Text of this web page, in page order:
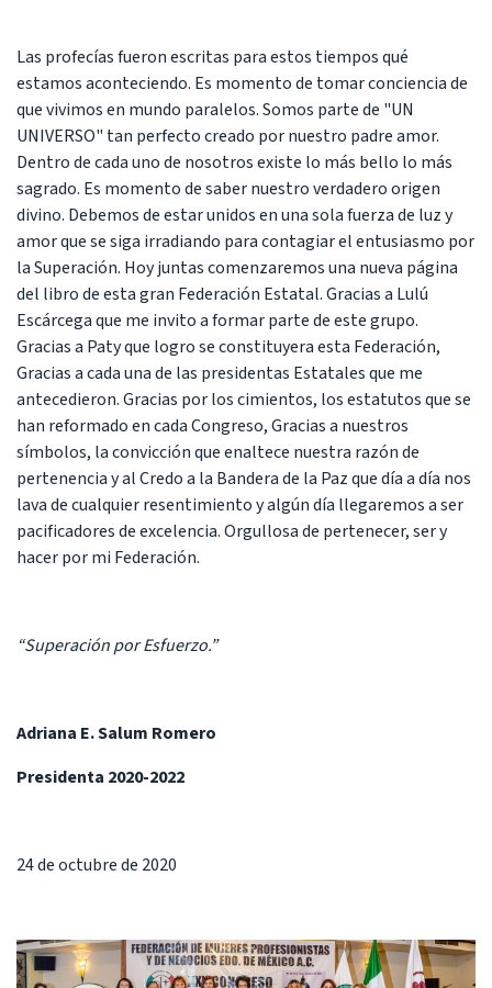
Las profecías fueron escritas para estos tiempos qué
estamos aconteciendo. Es momento de tomar conciencia de
que vivimos en mundo paralelos. Somos parte de "UN
UNIVERSO" tan perfecto creado por nuestro padre amor.
Dentro de cada uno de nosotros existe lo más bello lo más
sagrado. Es momento de saber nuestro verdadero origen
divino. Debemos de estar unidos en una sola fuerza de luz y
amor que se siga irradiando para contagiar el entusiasmo por
la Superación. Hoy juntas comenzaremos una nueva página
del libro de esta gran Federación Estatal. Gracias a Lulú
Escárcega que me invito a formar parte de este grupo.
Gracias a Paty que logro se constituyera esta Federación,
Gracias a cada una de las presidentas Estatales que me
antecedieron. Gracias por los cimientos, los estatutos que se
han reformado en cada Congreso, Gracias a nuestros
símbolos, la convicción que enaltece nuestra razón de
pertenencia y al Credo a la Bandera de la Paz que día a día nos
lava de cualquier resentimiento y algún día llegaremos a ser
pacificadores de excelencia. Orgullosa de pertenecer, ser y
hacer por mi Federación.
“Superación por Esfuerzo.”
Adriana E. Salum Romero
Presidenta 2020-2022
24 de octubre de 2020